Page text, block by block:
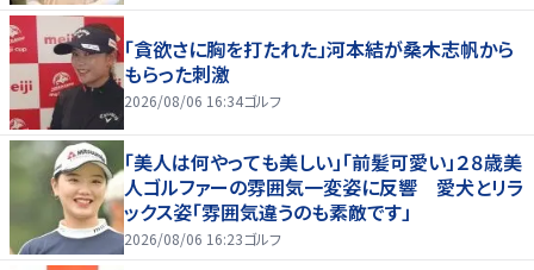
「貪欲さに胸を打たれた」河本結が桑木志帆から
もらった刺激
2026/08/06 16:34ゴルフ
「美人は何やっても美しい」「前髪可愛い」２８歳美
人ゴルファーの雰囲気一変姿に反響 愛犬とリラ
ックス姿「雰囲気違うのも素敵です」
2026/08/06 16:23ゴルフ